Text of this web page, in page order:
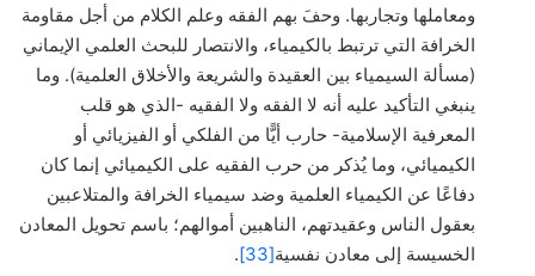
ومعاملها وتجاربها. وحفَ بهم الفقه وعلم الكلام من أجل مقاومة
الخرافة التي ترتبط بالكيمياء، والانتصار للبحث العلمي الإيماني
(مسألة السيمياء بين العقيدة والشريعة والأخلاق العلمية). وما
ينبغي التأكيد عليه أنه لا الفقه ولا الفقيه -الذي هو قلب
المعرفية الإسلامية- حارب أيًّا من الفلكي أو الفيزيائي أو
الكيميائي، وما يُذكر من حرب الفقيه على الكيميائي إنما كان
دفاعًا عن الكيمياء العلمية وضد سيمياء الخرافة والمتلاعبين
بعقول الناس وعقيدتهم، الناهبين أموالهم؛ باسم تحويل المعادن
الخسيسة إلى معادن نفسية[33]
.